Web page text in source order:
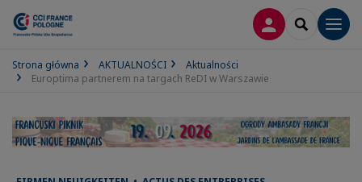
LOGOWANIE
SEARCH
Strona główna AKTUALNOŚCI
Aktualności
Europtima partnerem na targach ReDI w Warszawie